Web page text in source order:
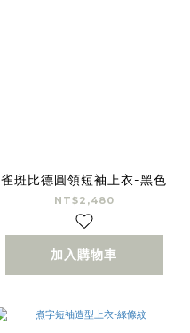
雀斑比德圓領短袖上衣-黑色
NT$2,480
加入購物車